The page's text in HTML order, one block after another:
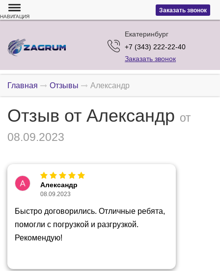
Заказать звонок
НАВИГАЦИЯ
Екатеринбург
+7 (343) 222-22-40
Заказать звонок
Главная Отзывы Александр
Отзыв от Александр от
08.09.2023
Александр
08.09.2023
Быстро договорились. Отличные ребята,
помогли с погрузкой и разгрузкой.
Рекомендую!